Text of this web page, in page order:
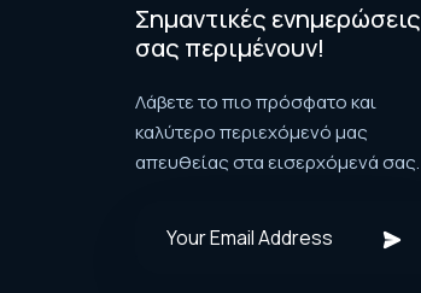
Σημαντικές ενημερώσεις
σας περιμένουν!
Λάβετε το πιο πρόσφατο και
καλύτερο περιεχόμενό μας
απευθείας στα εισερχόμενά σας.